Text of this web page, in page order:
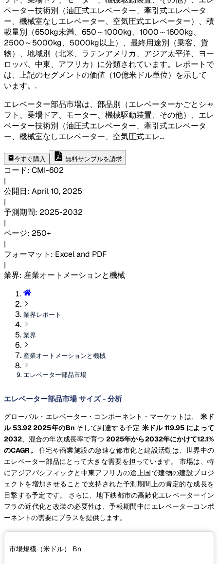
ベーター技術別（油圧式エレベーター、牽引式エレベータ
ー、機械室なしエレベーター、空気圧式エレベーター）、積
載量別（650kg未満、650～1000kg、1000～1600kg、
2500～5000kg、5000kg以上）、最終用途別（乗客、貨
物）、地域別（北米、ラテンアメリカ、アジア太平洋、ヨー
ロッパ、中東、アフリカ）に分類されています。レポートで
は、上記のセグメントの価値（10億米ドル単位）を示して
います。 .
エレベーター部品市場は、部品別（エレベーターかごとシャ
フト、乗場ドア、モーター、機械駆動装置、その他）、エレ
ベーター技術別（油圧式エレベーター、牽引式エレベータ
ー、機械室なしエレベーター、空気圧式エレ...
今すぐ購入 無料サンプルを請求
コード: CMI-602
|
公開日: April 10, 2025
|
予測期間: 2025-2032
|
ページ: 250+
|
フォーマット : Excel and PDF
|
業界: 産業オートメーションと機械
業界レポート
業界
産業オートメーションと機械
エレベーター部品市場
エレベーター部品市場 サイズ - 分析
グローバル・エレベーター・コンポーネント・マーケットは、 米ド
ル 53.92 2025年のBn そして到達する予定 米ドル 119.95 によって
2032、混合の年次成長率で育つ2025年から2032年にかけて12.1%
のCAGR。 住宅や商業施設の急速な都市化と建設活動は、世界中の
エレベーター部品にとって大きな需要を担っています。 市場は、特
にアジアパシフィックと中東アフリカの途上国で建物の建設プロジ
ェクトを増加させることで支持された予測期間上の肯定的な成長を
目撃する予定です。 さらに、地下鉄都市の高齢化エレベーターイン
フラの近代化と改装の必要性は、予報期間中にエレベーターコンポ
ーネントの需要にプラスを提供します。
市場規模（米ドル） Bn